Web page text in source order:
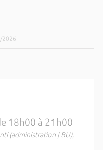
2026
18h00 à 21h00
(administration | BU),